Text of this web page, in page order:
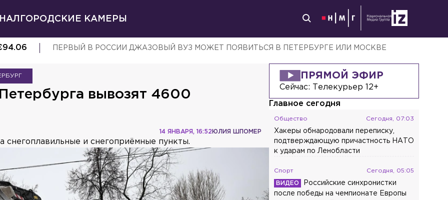
ГОРОДСКИЕ КАМЕРЫ
94.06 ПЕРВЫЙ В РОССИИ ДЖАЗОВЫЙ ВУЗ МОЖЕТ ПОЯВИТЬСЯ В ПЕТЕРБУРГЕ ИЛИ МОСКВЕ
вывозят 4600
ЮЛИЯ ШПОМЕР
14 ЯНВАРЯ, 16:52
снегоплавильные и снегоприёмные пункты.
ПРЯМОЙ ЭФИР
Сейчас: Телекурьер 12+
Главное сегодня
Общество Сегодня, 07:03
Хакеры обнародовали переписку,
подтверждающую причастность НАТО
к ударам по Ленобласти
Спорт Сегодня, 05:05
Российские синхронистки
после победы на чемпионате Европы